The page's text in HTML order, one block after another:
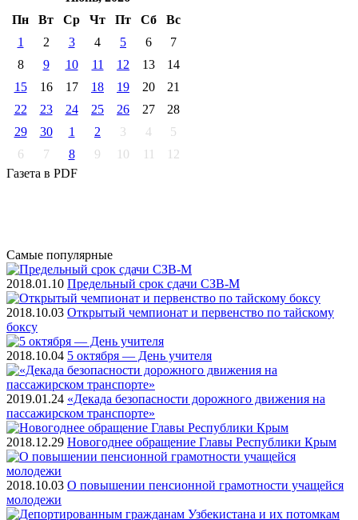
Пн
Вт Ср Чт Пт Cб
Вс
1
2 3 4 5 6
7
8
9 10 11 12 13
14
15
16 17 18 19 20
21
22
23 24 25 26 27
28
29
30 1 2 3 4
5
6
7 8 9 10 11
12
Газета в PDF
Самые популярные
2018.01.10 Предельный срок сдачи СЗВ-М
2018.10.03 Открытый чемпионат и первенство по тайскому
боксу
2018.10.04 5 октября — День учителя
2019.01.24 «Декада безопасности дорожного движения на
пассажирском транспорте»
2018.12.29 Новогоднее обращение Главы Республики Крым
2018.10.03 О повышении пенсионной грамотности учащейся
молодежи